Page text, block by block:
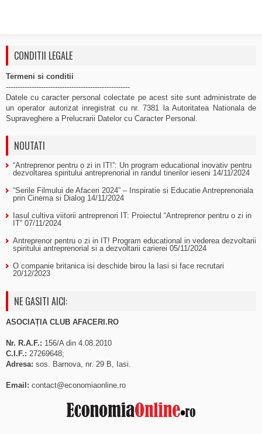
CONDITII LEGALE
Termeni si conditii
-----------------------------------------------------
Datele cu caracter personal colectate pe acest site sunt administrate de
un operator autorizat inregistrat cu nr. 7381 la Autoritatea Nationala de
Supraveghere a Prelucrarii Datelor cu Caracter Personal.
NOUTATI
“Antreprenor pentru o zi in IT!”: Un program educational inovativ pentru
dezvoltarea spiritului antreprenorial in randul tinerilor ieseni 14/11/2024
“Serile Filmului de Afaceri 2024” – Inspiratie si Educatie Antreprenoriala
prin Cinema si Dialog 14/11/2024
Iasul cultiva viitorii antreprenori IT: Proiectul “Antreprenor pentru o zi in
IT” 07/11/2024
Antreprenor pentru o zi in IT! Program educational in vederea dezvoltarii
spiritului antreprenorial si a dezvoltarii carierei 05/11/2024
O companie britanica isi deschide birou la Iasi si face recrutari
20/12/2023
NE GASITI AICI:
ASOCIAȚIA CLUB AFACERI.RO
Nr. R.A.F.: 156/A din 4.08.2010
C.I.F.: 27269648;
Adresa: sos. Barnova, nr. 29 B, Iasi.
Email: contact@economiaonline.ro